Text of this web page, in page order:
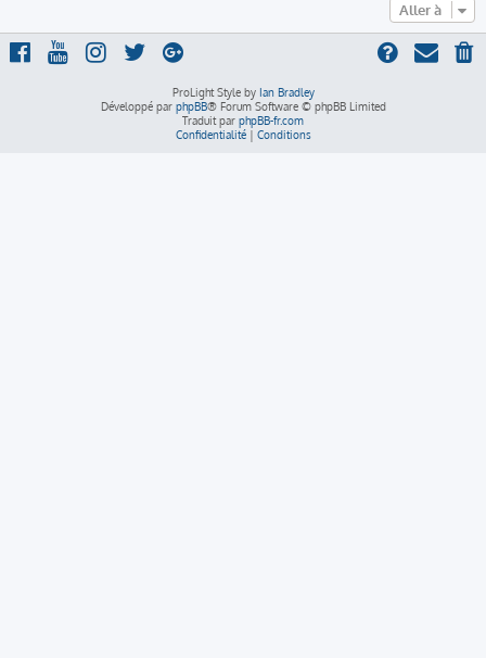
Aller à
ProLight Style by Ian Bradley
Développé par phpBB® Forum Software © phpBB Limited
Traduit par phpBB-fr.com
Confidentialité| Conditions